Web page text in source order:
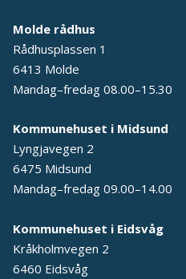
Molde rådhus
Rådhusplassen 1
6413 Molde
Mandag–fredag 08.00–15.30
Kommunehuset i Midsund
Lyngjavegen 2
6475 Midsund
Mandag–fredag 09.00–14.00
Kommunehuset i Eidsvåg
Kråkholmvegen 2
6460 Eidsvåg